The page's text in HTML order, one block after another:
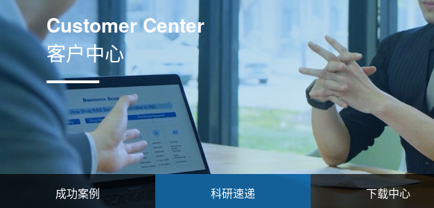
Customer Center
客户中心
成功案例 科研速递 下载中心